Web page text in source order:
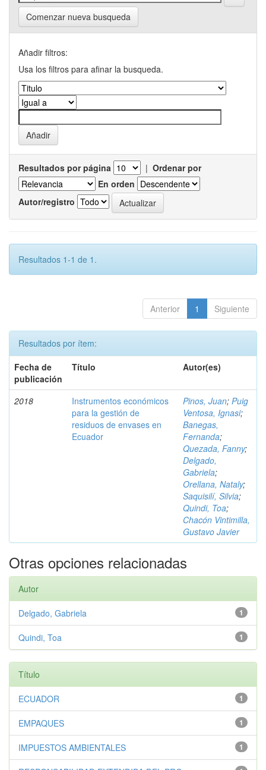
Comenzar nueva busqueda
Añadir filtros:
Usa los filtros para afinar la busqueda.
Resultados por página | Ordenar por
En orden
Autor/registro
Resultados 1-1 de 1.
Anterior 1 Siguiente
Resultados por ítem:
Fecha de
publicación
Título Autor(es)
2018
Instrumentos económicos
para la gestión de
residuos de envases en
Ecuador
Pinos, Juan; Puig
Ventosa, Ignasi;
Banegas,
Fernanda;
Quezada, Fanny;
Delgado,
Gabriela;
Orellana, Nataly;
Saquisilí, Silvia;
Quindi, Toa;
Chacón Vintimilla,
Gustavo Javier
Otras opciones relacionadas
Autor
1
Delgado, Gabriela
1
Quindi, Toa
Título
1
ECUADOR
1
EMPAQUES
1
IMPUESTOS AMBIENTALES